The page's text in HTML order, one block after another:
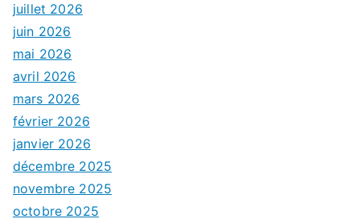
juillet 2026
juin 2026
mai 2026
avril 2026
mars 2026
février 2026
janvier 2026
décembre 2025
novembre 2025
octobre 2025